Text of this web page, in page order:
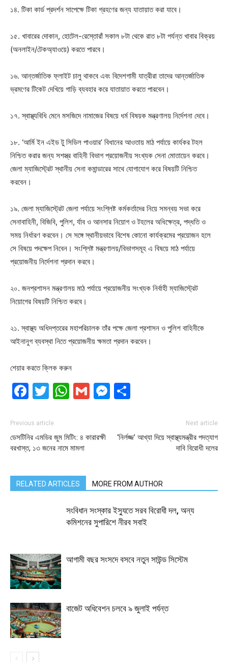
১৪. টিকা কার্ড প্রদর্শন সাপেক্ষে টিকা গ্রহণের জন্য যাতায়াত করা যাবে।
১৫. খাবারের দোকান, হোটেল-রেস্তোরাঁ সকাল ৮টা থেকে রাত ৮টা পর্যন্ত খাবার বিক্রয়
(অনলাইন/টেকঅ্যাওয়ে) করতে পারবে।
১৬. আন্তর্জাতিক ফ্লাইট চালু থাকবে এবং বিদেশগামী যাত্রীরা তাদের আন্তর্জাতিক
ভ্রমণের টিকেট দেখিয়ে গাড়ি ব্যবহার করে যাতায়াত করতে পারবেন।
১৭. স্বাস্থ্যবিধি মেনে মসজিদে নামাজের বিষয়ে ধর্ম বিষয়ক মন্ত্রণালয় নির্দেশনা দেবে।
১৮. ‘আর্মি ইন এইড টু সিডিল পাওয়ার’ বিধানের আওতায় মাঠ পর্যায়ে কার্যকর টহল
নিশ্চিত করার জন্য সশস্ত্র বাহিনী বিভাগ প্রয়োজনীয় সংখ্যক সেনা মোতায়েন করবে।
জেলা ম্যাজিস্ট্রেট স্থানীয় সেনা কমান্ডারের সাথে যোগাযোগ করে বিষয়টি নিশ্চিত
করবেন।
১৯. জেলা ম্যাজিস্ট্রেট জেলা পর্যায়ে সংশ্লিষ্ট কর্মকর্তাদের নিয়ে সমন্বয় সভা করে
সেনাবাহিনী, বিজিবি, পুলিশ, র্যাব ও আনসার নিয়োগ ও টহলের অধিক্ষেত্র, পদ্ধতি ও
সময় নির্ধারণ করবেন। সে সঙ্গে স্থানীয়ভাবে বিশেষ কোনো কার্যক্রমের প্রয়োজন হলে
সে বিষয়ে পদক্ষেপ নিবেন। সংশ্লিষ্ট মন্ত্রণালয়/বিভাগসমূহ এ বিষয়ে মাঠ পর্যায়ে
প্রয়োজনীয় নির্দেশনা প্রদান করবে।
২০. জনপ্রশাসন মন্ত্রণালয় মাঠ পর্যায়ে প্রয়োজনীয় সংখ্যক নির্বাহী ম্যাজিস্ট্রেট
নিয়োগের বিষয়টি নিশ্চিত করবে।
২১. স্বাস্থ্য অধিদপ্তরের মহাপরিচালক তাঁর পক্ষে জেলা প্রশাসন ও পুলিশ বাহিনীকে
আইনানুগ ব্যবস্থা নিতে প্রয়োজনীয় ক্ষমতা প্রদান করবেন।
শেয়ার করতে ক্লিক করুন
Facebook
Twitter
WhatsApp
GmailMessenger
Previous article
ডেসটিনির এমডির জুম মিটিং: ৪ কারারক্ষী
বরখাস্ত, ১৩ জনের নামে মামলা
Next article
‘নির্লজ্জ’ আখ্যা দিয়ে স্বাস্থ্যমন্ত্রীর পদত্যাগ
দাবি বিরোধী দলের
RELATED ARTICLES MORE FROM AUTHOR
সংবিধান সংস্কার ইস্যুতে সরব বিরোধী দল, অন্য
কমিশনের সুপারিশে নীরব সবাই
আগামী বছর সংসদে বসবে নতুন সাউন্ড সিস্টেম
বাজেট অধিবেশন চলবে ৯ জুলাই পর্যন্ত